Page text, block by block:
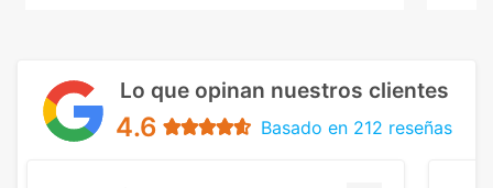
Lo que opinan nuestros clientes
4.6 Basado en 212 reseñas